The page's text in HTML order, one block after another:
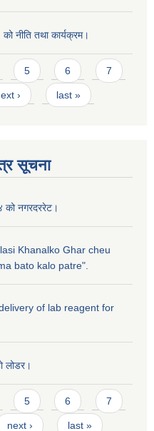
नीति तथा कार्यक्रम।
5 6 7
› last »
सूचना
को नगरदररेट।
Khanalko Ghar cheu
bato kalo patre".
of lab reagent for
लोडर।
5 6 7
next › last »